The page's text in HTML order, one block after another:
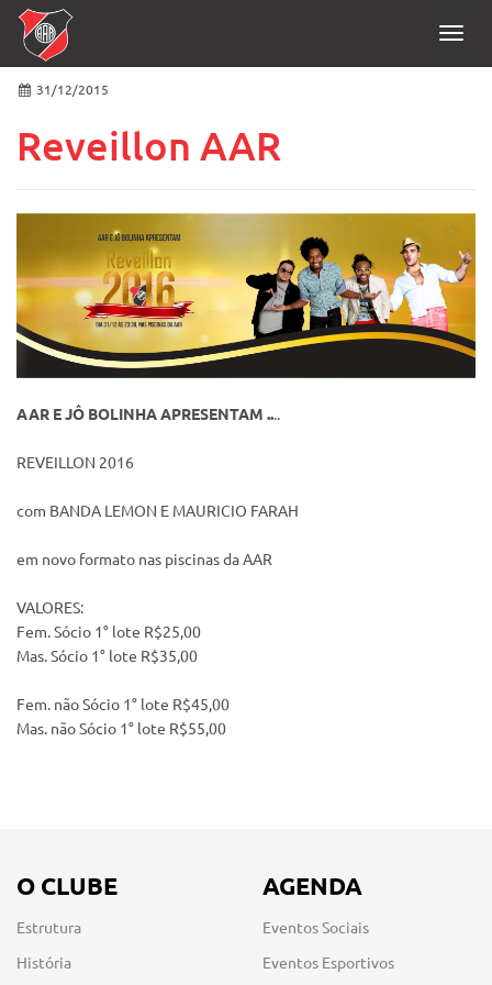
31/12/2015
Reveillon AAR
AAR E JÔ BOLINHA APRESENTAM ....
REVEILLON 2016
com BANDA LEMON E MAURICIO FARAH
em novo formato nas piscinas da AAR
VALORES:
Fem. Sócio 1° lote R$25,00
Mas. Sócio 1° lote R$35,00
Fem. não Sócio 1° lote R$45,00
Mas. não Sócio 1° lote R$55,00
O CLUBE
Estrutura
História
AGENDA
Eventos Sociais
Eventos Esportivos